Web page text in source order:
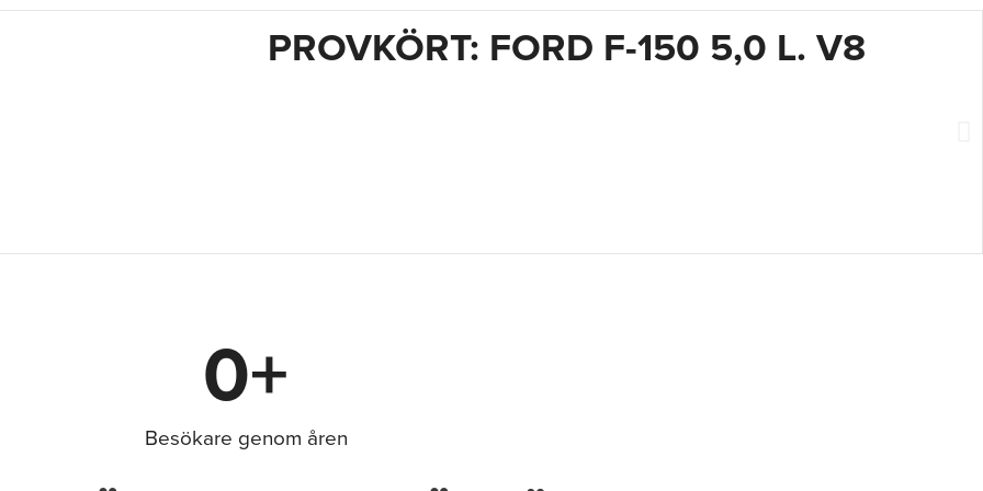
PROVKÖRT: FORD F-150 5,0 L. V8
Besökare genom åren
0+